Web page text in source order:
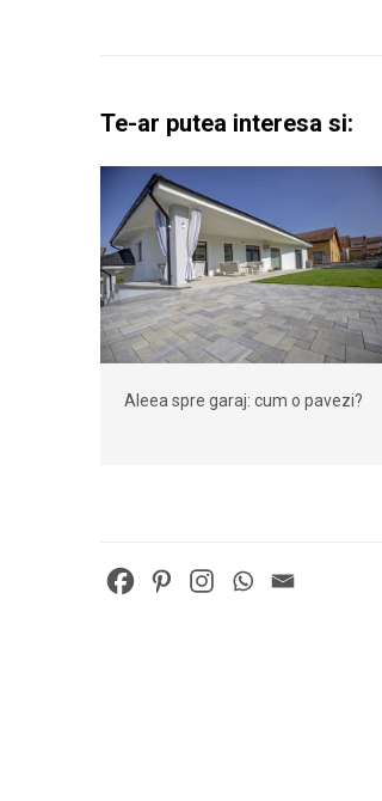
Te-ar putea interesa si:
Aleea spre garaj: cum o pavezi?